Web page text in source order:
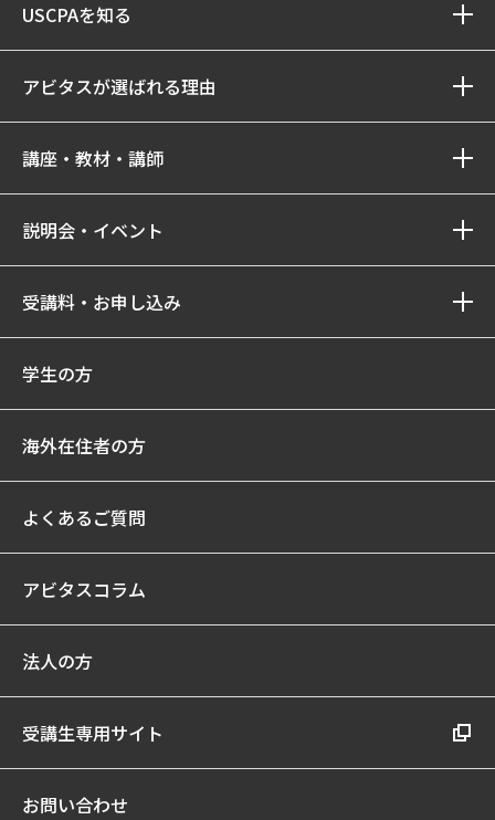
USCPAを知る
アビタスが選ばれる理由
講座・教材・講師
説明会・イベント
受講料・お申し込み
学生の方
海外在住者の方
よくあるご質問
アビタスコラム
法人の方
受講生専用サイト
お問い合わせ